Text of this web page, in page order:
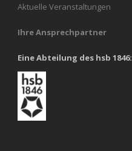
Aktuelle Veranstaltungen
Ihre Ansprechpartner
Eine Abteilung des hsb 1846: